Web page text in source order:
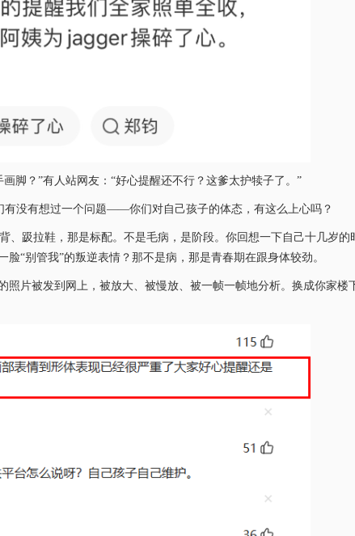
脚？”有人站网友：“好心提醒还不行？这爹太护犊子了。”
有没有想过一个问题——你们对自己孩子的体态，有这么上心吗？
趿拉鞋，那是标配。不是毛病，是阶段。你回想一下自己十几岁的
“别管我”的叛逆表情？那不是病，那是青春期在跟身体较劲。
片被发到网上，被放大、被慢放、被一帧一帧地分析。换成你家楼